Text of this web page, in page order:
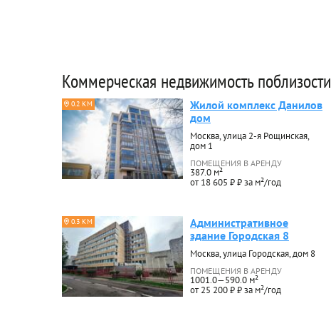
Коммерческая недвижимость поблизости
0.2 КМ
Жилой комплекс Данилов
дом
Москва, улица 2-я Рощинская,
дом 1
ПОМЕЩЕНИЯ В АРЕНДУ
387.0 м²
от 18 605 ₽ ₽ за м²/год
0.3 КМ
Административное
здание Городская 8
Москва, улица Городская, дом 8
ПОМЕЩЕНИЯ В АРЕНДУ
1001.0—590.0 м²
от 25 200 ₽ ₽ за м²/год